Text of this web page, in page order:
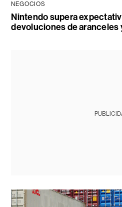
NEGOCIOS
Nintendo supera
devoluciones de aranceles